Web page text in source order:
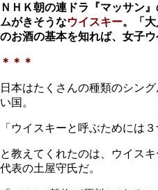
ＮＨＫ朝の連ドラ『マッサン
ムがきそうなウイスキー。「
のお酒の基本を知れば、女子
＊＊＊
日本はたくさんの種類のシン
い国。
「ウイスキーと呼ぶためには
と教えてくれたのは、ウイス
代表の土屋守氏だ。